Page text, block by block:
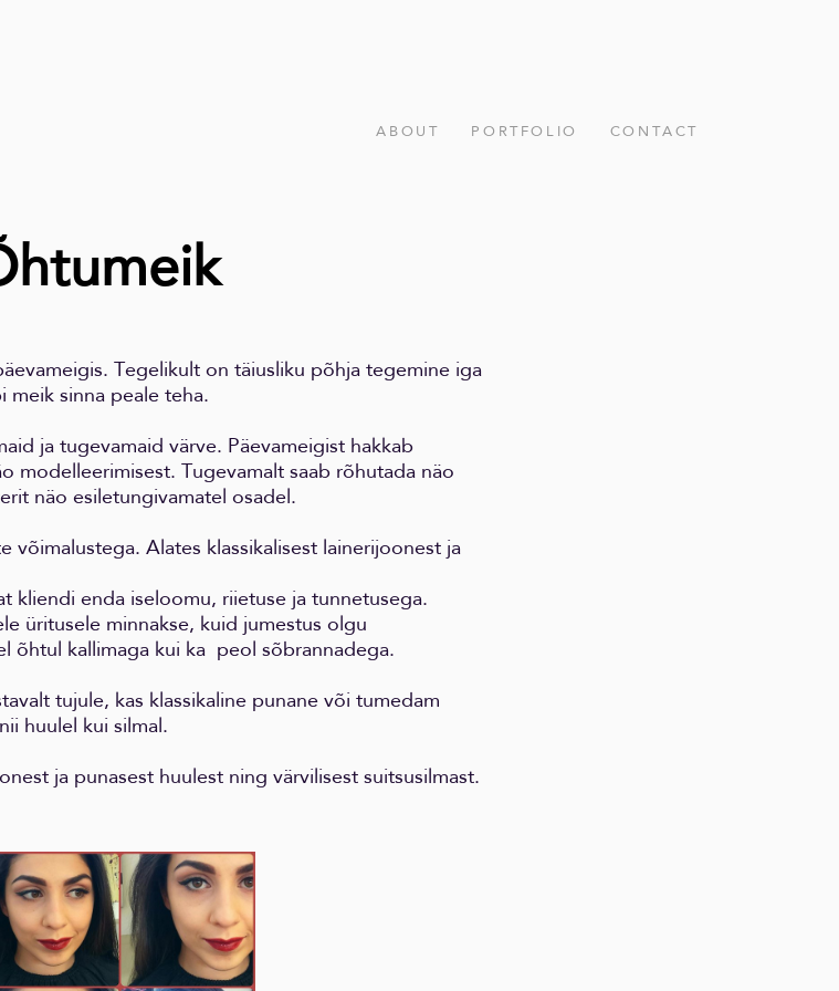
ABOUT PORTFOLIO CONTACT
Tegelikult on täiusliku põhja tegemine iga
meik sinna peale teha.
ja tugevamaid värve. Päevameigist hakkab
modelleerimisest. Tugevamalt saab rõhutada näo
näo esiletungivamatel osadel.
võimalustega. Alates klassikalisest lainerijoonest ja
kliendi enda iseloomu, riietuse ja tunnetusega.
üritusele minnakse, kuid jumestus olgu
õhtul kallimaga kui ka peol sõbrannadega.
tujule, kas klassikaline punane või tumedam
huulel kui silmal.
ja punasest huulest ning värvilisest suitsusilmast.